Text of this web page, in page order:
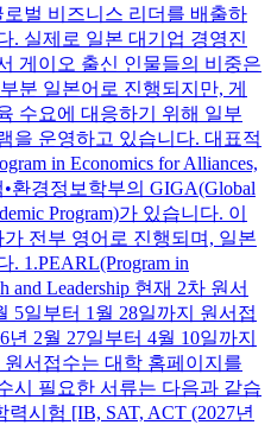
벌 비즈니스 리더를 배출하
. 실제로 일본 대기업 경영진
게이오 출신 인물들의 비중은
분 일본어로 진행되지만, 게
수요에 대응하기 위해 일부
을 운영하고 있습니다. 대표적
in Economics for Alliances,
•환경정보학부의 GIGA(Global
Program)가 있습니다. 이
전부 영어로 진행되며, 일본
1.PEARL(Program in
and Leadership 현재 2차 원서
5일부터 1월 28일까지 원서접
2월 27일부터 4월 10일까지
서접수는 대학 홈페이지를
시 필요한 서류는 다음과 같습
시험 [IB, SAT, ACT (2027년